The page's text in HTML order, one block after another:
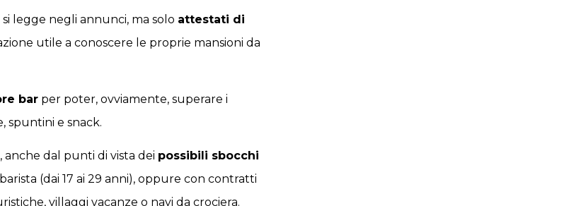
si legge negli annunci, ma solo attestati di
utile a conoscere le proprie mansioni da
bar per poter, ovviamente, superare i
spuntini e snack.
dal punti di vista dei possibili sbocchi
(dai 17 ai 29 anni), oppure con contratti
villaggi vacanze o navi da crociera.